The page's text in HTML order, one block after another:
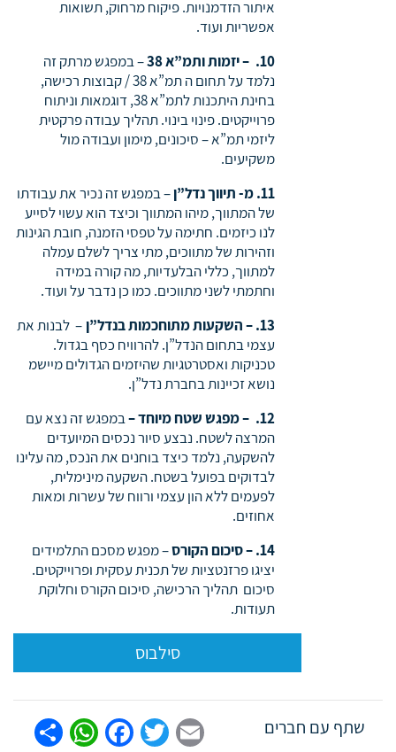
איתור הזדמנויות. פיקוח מרחוק, תשואות
אפשריות ועוד.
10. – יזמות ותמ”א 38
– במפגש מרתק זה
נלמד על תחום ה תמ”א 38 / קבוצות רכישה,
בחינת היתכנות לתמ”א 38, דוגמאות וניתוח
פרוייקטים. פינוי בינוי. תהליך עבודה פרקטית
ליזמי תמ”א – סיכונים, מימון ועבודה מול
משקיעים.
11. מ- תיווך נדל”ן
– במפגש זה נכיר את עבודתו
של המתווך, מיהו המתווך וכיצד הוא עשוי לסייע
לנו כיזמים. חתימה על טפסי הזמנה, חובת הגינות
וזהירות של מתווכים, מתי צריך לשלם עמלה
למתווך, כללי הבלעדיות, מה קורה במידה
וחתמתי לשני מתווכים. כמו כן נדבר על ועוד.
13. – השקעות מתוחכמות בנדל”ן
– לבנות את
עצמי בתחום הנדל”ן. להרוויח כסף בגדול.
טכניקות ואסטרטגיות שהיזמים הגדולים מיישמ
נושא זכיינות בחברת נדל”ן.
12. – מפגש שטח מיוחד –
במפגש זה נצא עם
המרצה לשטח. נבצע סיור נכסים המיועדים
להשקעה, נלמד כיצד בוחנים את הנכס, מה עלינו
לבדוקים בפועל בשטח. השקעה מינימלית,
לפעמים ללא הון עצמי ורווח של עשרות ומאות
אחוזים.
14. – סיכום הקורס
– מפגש מסכם התלמידים
יציגו פרזנטציות של תכנית עסקית ופרוייקטים.
סיכום תהליך הרכישה, סיכום הקורס וחלוקת
תעודות.
סילבוס
שתף עם חברים Email
Twitter